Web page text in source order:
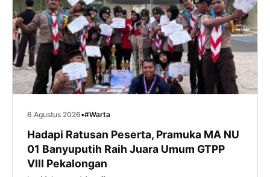
6 Agustus 2026•#Warta
Hadapi Ratusan Peserta, Pramuka MA NU
01 Banyuputih Raih Juara Umum GTPP
VIII Pekalongan